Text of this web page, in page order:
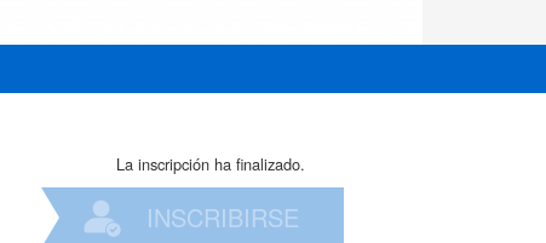
La inscripción ha finalizado.
INSCRIBIRSE